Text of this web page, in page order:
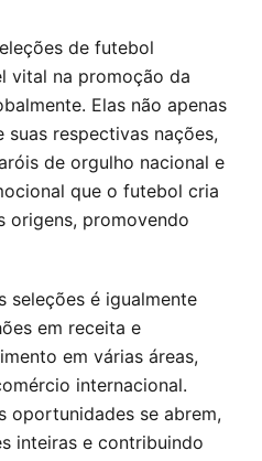
de futebol
vital na promoção da
Elas não apenas
suas respectivas nações,
de orgulho nacional e
que o futebol cria
origens, promovendo
seleções é igualmente
em receita e
em várias áreas,
internacional.
oportunidades se abrem,
inteiras e contribuindo